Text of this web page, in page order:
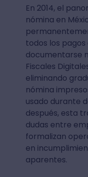
En 2014, el
nómina en
todos los
documentarse
Fiscales
eliminando
nómina
usado durante
después, esta
dudas entre
formalizan
en
aparentes.